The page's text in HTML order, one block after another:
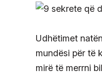
Udhëtimet
mundësi për të
mirë të merrni